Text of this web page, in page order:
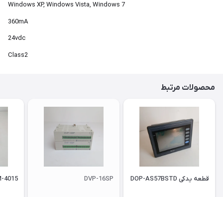
Windows XP, Windows Vista, Windows 7
360mA
24vdc
Class2
محصولات مرتبط
قطعه یدکی DOP-AS57BSTD DVP-16SP
4015